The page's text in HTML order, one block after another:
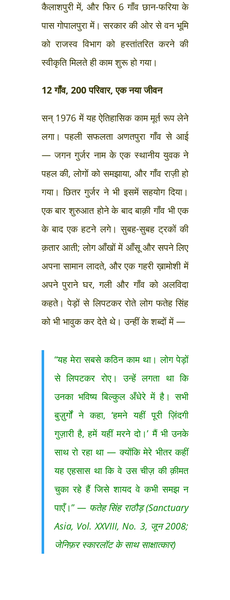
कैलाशपुरी में, और फिर 6 गाँव छान-फरिया के
पास गोपालपुरा में। सरकार की ओर से वन भूमि
को राजस्व विभाग को हस्तांतरित करने की
स्वीकृति मिलते ही काम शुरू हो गया।
12 गाँव, 200 परिवार, एक नया जीवन
सन् 1976 में यह ऐतिहासिक काम मूर्त रूप लेने
लगा। पहली सफलता अणतपुरा गाँव से आई
— जगन गुर्जर नाम के एक स्थानीय युवक ने
पहल की, लोगों को समझाया, और गाँव राज़ी हो
गया। छितर गुर्जर ने भी इसमें सहयोग दिया।
एक बार शुरुआत होने के बाद बाक़ी गाँव भी एक
के बाद एक हटने लगे। सुबह-सुबह ट्रकों की
क़तार आती; लोग आँखों में आँसू और सपने लिए
अपना सामान लादते, और एक गहरी ख़ामोशी में
अपने पुराने घर, गली और गाँव को अलविदा
कहते। पेड़ों से लिपटकर रोते लोग फतेह सिंह
को भी भावुक कर देते थे। उन्हीं के शब्दों में —
“यह मेरा सबसे कठिन काम था। लोग पेड़ों
से लिपटकर रोए। उन्हें लगता था कि
उनका भविष्य बिल्कुल अँधेरे में है। सभी
बुज़ुर्गों ने कहा, ‘हमने यहीं पूरी ज़िंदगी
गुज़ारी है, हमें यहीं मरने दो।’ मैं भी उनके
साथ रो रहा था — क्योंकि मेरे भीतर कहीं
यह एहसास था कि वे उस चीज़ की क़ीमत
चुका रहे हैं जिसे शायद वे कभी समझ न
पाएँ।” — फतेह सिंह राठौड़ (Sanctuary
Asia, Vol. XXVIII, No. 3, जून 2008;
जेनिफ़र स्कारलॉट के साथ साक्षात्कार)